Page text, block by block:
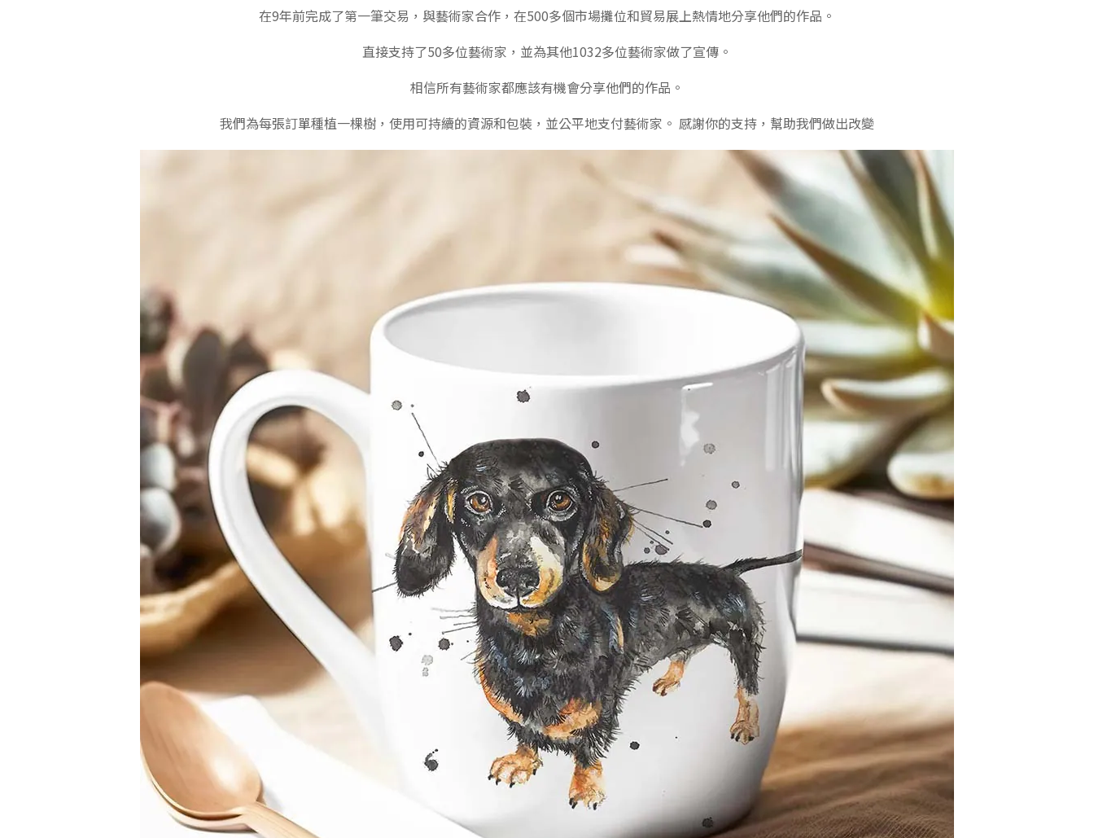
在9年前完成了第一筆交易，與藝術家合作，在500多個市場攤位和貿易展上熱情地分享他們的作品。
直接支持了50多位藝術家，並為其他1032多位藝術家做了宣傳。
相信所有藝術家都應該有機會分享他們的作品。
我們為每張訂單種植一棵樹，使用可持續的資源和包裝，並公平地支付藝術家。 感謝你的支持，幫助我們做出改變